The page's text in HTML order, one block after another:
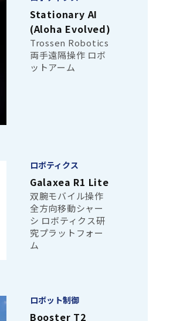
Stationary AI
(Aloha Evolved)
Trossen Robotics
両手遠隔操作 ロボ
ットアーム
ロボティクス
Galaxea R1 Lite
双腕モバイル操作
全方向移動シャー
シ ロボティクス研
究プラットフォー
ム
ロボット制御
Booster T2